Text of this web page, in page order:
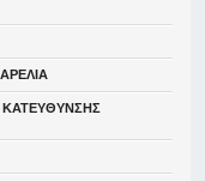
ΚΑΤΕΥΘYΝΣΗΣ